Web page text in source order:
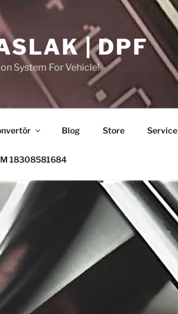
| DPF
System For Vehicle!
Blog Store Service
18308581684